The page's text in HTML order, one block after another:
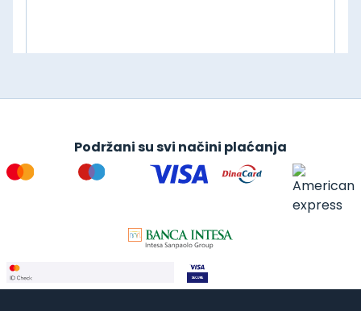
Podržani su svi načini plaćanja